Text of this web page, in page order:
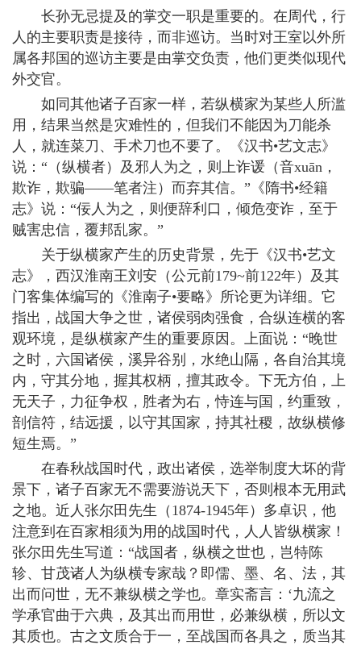
长孙无忌提及的掌交一职是重要的。在周代，行
人的主要职责是接待，而非巡访。当时对王室以外所
属各邦国的巡访主要是由掌交负责，他们更类似现代
外交官。
如同其他诸子百家一样，若纵横家为某些人所滥
用，结果当然是灾难性的，但我们不能因为刀能杀
人，就连菜刀、手术刀也不要了。《汉书•艺文志》
说：“（纵横者）及邪人为之，则上诈谖（音xuān，
欺诈，欺骗——笔者注）而弃其信。”《隋书•经籍
志》说：“佞人为之，则便辞利口，倾危变诈，至于
贼害忠信，覆邦乱家。”
关于纵横家产生的历史背景，先于《汉书•艺文
志》，西汉淮南王刘安（公元前179~前122年）及其
门客集体编写的《淮南子•要略》所论更为详细。它
指出，战国大争之世，诸侯弱肉强食，合纵连横的客
观环境，是纵横家产生的重要原因。上面说：“晚世
之时，六国诸侯，溪异谷别，水绝山隔，各自治其境
内，守其分地，握其权柄，擅其政令。下无方伯，上
无天子，力征争权，胜者为右，恃连与国，约重致，
剖信符，结远援，以守其国家，持其社稷，故纵横修
短生焉。”
在春秋战国时代，政出诸侯，选举制度大坏的背
景下，诸子百家无不需要游说天下，否则根本无用武
之地。近人张尔田先生（1874-1945年）多卓识，他
注意到在百家相须为用的战国时代，人人皆纵横家！
张尔田先生写道：“战国者，纵横之世也，岂特陈
轸、甘茂诸人为纵横专家哉？即儒、墨、名、法，其
出而问世，无不兼纵横之学也。章实斋言：‘九流之
学承官曲于六典，及其出而用世，必兼纵横，所以文
其质也。古之文质合于一，至战国而各具之，质当其